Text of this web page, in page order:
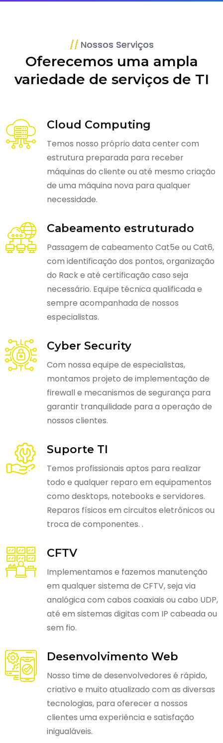
Nossos Serviços
Oferecemos uma ampla
variedade de serviços de TI
Cloud Computing
Temos nosso próprio data center com
estrutura preparada para receber
máquinas do cliente ou até mesmo criação
de uma máquina nova para qualquer
necessidade.
Cabeamento estruturado
Passagem de cabeamento Cat5e ou Cat6,
com identificação dos pontos, organização
do Rack e até certificação caso seja
necessário. Equipe técnica qualificada e
sempre acompanhada de nossos
especialistas.
Cyber Security
Com nossa equipe de especialistas,
montamos projeto de implementação de
firewall e mecanismos de segurança para
garantir tranquilidade para a operação de
nossos clientes.
Suporte TI
Temos profissionais aptos para realizar
todo e qualquer reparo em equipamentos
como desktops, notebooks e servidores.
Reparos físicos em circuitos eletrônicos ou
troca de componentes. .
CFTV
Implementamos e fazemos manutenção
em qualquer sistema de CFTV, seja via
analógica com cabos coaxiais ou cabo UDP,
até em sistemas digitas com IP cabeada ou
sem fio.
Desenvolvimento Web
Nosso time de desenvolvedores é rápido,
criativo e muito atualizado com as diversas
tecnologias, para oferecer a nossos
clientes uma experiência e satisfação
inigualáveis.